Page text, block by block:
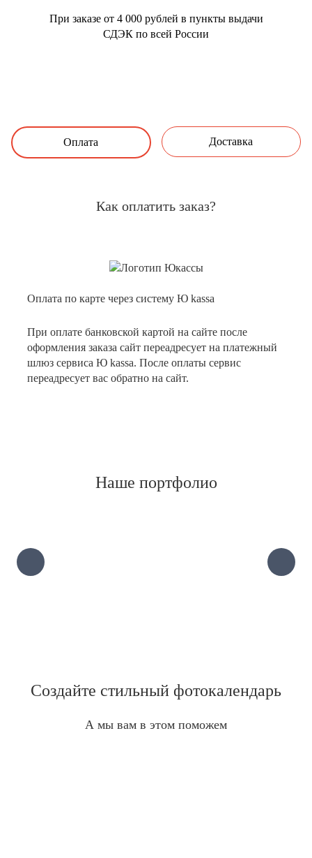
При заказе от 4 000 рублей в пункты выдачи
СДЭК по всей России
Оплата Доставка
Как оплатить заказ?
Оплата по карте через систему Ю kassa
При оплате банковской картой на сайте после
оформления заказа сайт переадресует на платежный
шлюз сервиса Ю kassa. После оплаты сервис
переадресует вас обратно на сайт.
Наше портфолио
Создайте стильный фотокалендарь
А мы вам в этом поможем